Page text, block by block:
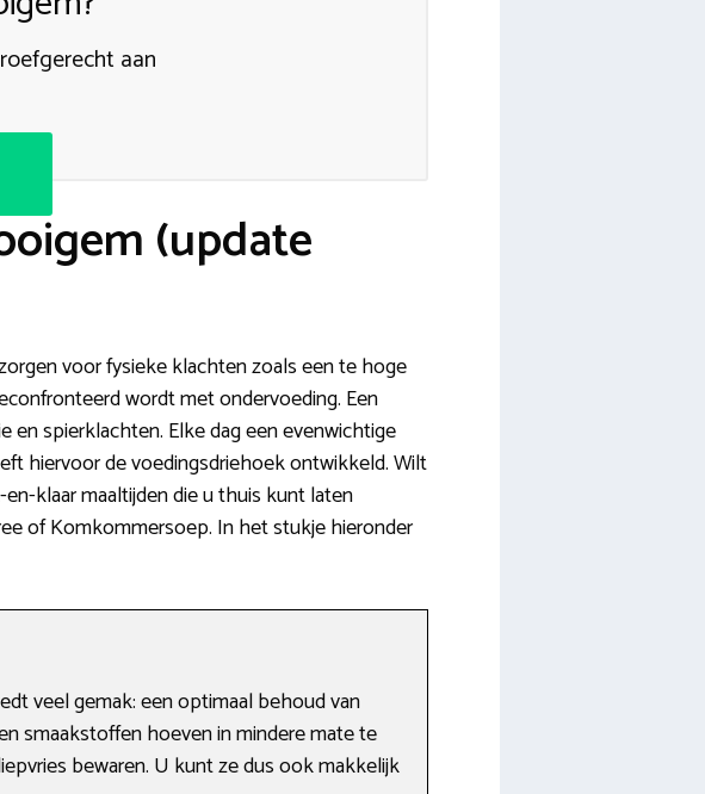
aan
(update
voor fysieke klachten zoals een te hoge
wordt met ondervoeding. Een
en spierklachten. Elke dag een evenwichtige
hiervoor de voedingsdriehoek ontwikkeld. Wilt
klaar maaltijden die u thuis kunt laten
of Komkommersoep. In het stukje hieronder
veel gemak: een optimaal behoud van
smaakstoffen hoeven in mindere mate te
bewaren. U kunt ze dus ook makkelijk